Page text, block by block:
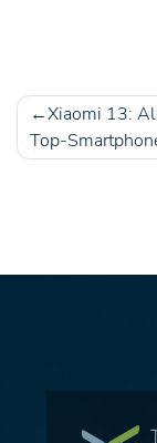
Xiaomi 13:
Top-